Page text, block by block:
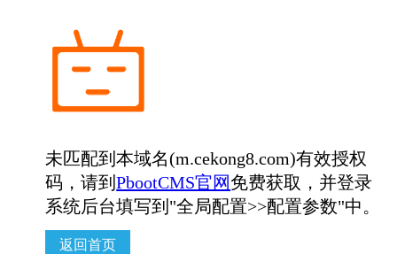
未匹配到本域名(m.cekong8.com)有效授权
码，请到PbootCMS官网免费获取，并登录
系统后台填写到"全局配置>>配置参数"中。
返回首页